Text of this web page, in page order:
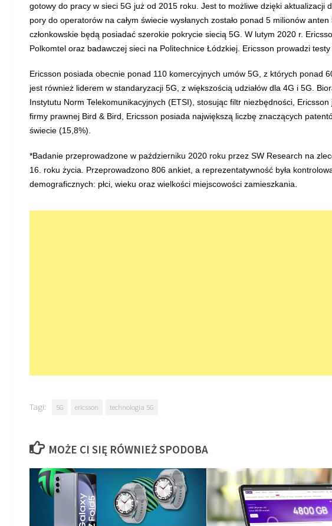
gotowy do pracy w sieci 5G już od 2015 roku. Jest to możliwe dzięki
pory do operatorów na całym świecie wysłanych zostało ponad 5 milionów
członkowskie będą posiadać szerokie pokrycie siecią 5G. W lutym 2020 r.
Polkomtel oraz badawczej sieci na Politechnice Łódzkiej. Ericsson prowadzi
Ericsson posiada obecnie ponad 110 komercyjnych umów 5G, z których ponad
jest również liderem w standaryzacji 5G, z większością udziałów dla 4G i 5G.
Instytutu Norm Telekomunikacyjnych (ETSI), stosując filtr niezbędności,
firmy prawnej Bird & Bird, Ericsson posiada największą liczbę znaczących
świecie (15,8%).
*Badanie przeprowadzone w październiku 2020 roku przez SW Research na
16. roku życia. Przeprowadzono 806 ankiet, a reprezentatywność była
demograficznych: płci, wieku oraz wielkości miejscowości zamieszkania.
Tagi: 5G ericsson technologia 5G
MOŻE CI SIĘ RÓWNIEŻ SPODOBA